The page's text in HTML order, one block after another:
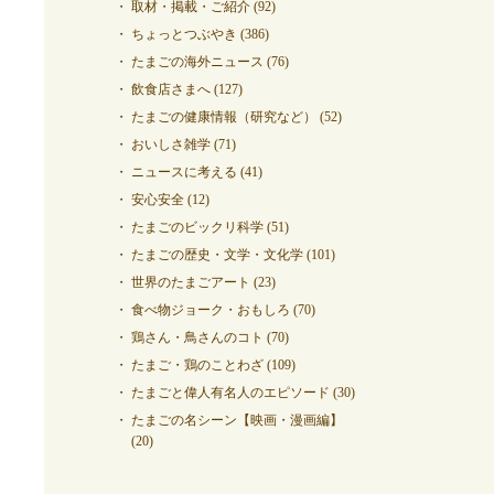
取材・掲載・ご紹介 (92)
ちょっとつぶやき (386)
たまごの海外ニュース (76)
飲食店さまへ (127)
たまごの健康情報（研究など）
(52)
おいしさ雑学 (71)
ニュースに考える (41)
安心安全 (12)
たまごのビックリ科学 (51)
たまごの歴史・文学・文化学 (101)
世界のたまごアート (23)
食べ物ジョーク・おもしろ (70)
鶏さん・鳥さんのコト (70)
たまご・鶏のことわざ (109)
たまごと偉人有名人のエピソード (30)
たまごの名シーン【映画・漫画編】
(20)